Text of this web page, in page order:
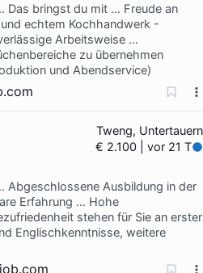
Das bringst du mit … Freude an
echtem Kochhandwerk -
Arbeitsweise …
zu übernehmen
und Abendservice)
Tweng, Untertauern
€ 2.100 | vor 21 T
Abgeschlossene Ausbildung in der
Erfahrung … Hohe
stehen für Sie an erster
Englischkenntnisse, weitere